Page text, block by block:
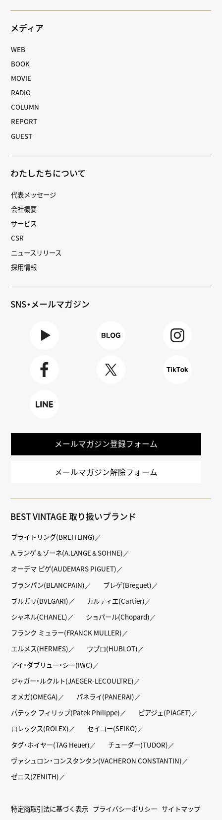
メディア
WEB
BOOK
MOVIE
RADIO
COLUMN
REPORT
GUEST
わたしたちについて
代表メッセージ
会社概要
サービス
CSR
ニュースリリース
採用情報
SNS・メールマガジン
メールマガジン登録フォーム
メールマガジン解除フォーム
BEST VINTAGE 取り扱いブランド
ブライトリング(BREITLING)
A.ランゲ＆ゾーネ(A.LANGE＆SOHNE)
オーデマ ピゲ(AUDEMARS PIGUET)
ブランパン(BLANCPAIN)
ブレゲ(Breguet)
ブルガリ(BVLGARI)
カルティエ(Cartier)
シャネル(CHANEL)
ショパール(Chopard)
フランク ミュラー(FRANCK MULLER)
エルメス(HERMES)
ウブロ(HUBLOT)
アイ・ダブリュー・シー(IWC)
ジャガー・ルクルト(JAEGER-LECOULTRE)
オメガ(OMEGA)
パネライ(PANERAI)
パテック フィリップ(Patek Philippe)
ピアジェ(PIAGET)
ロレックス(ROLEX)
セイコー(SEIKO)
タグ・ホイヤー(TAG Heuer)
チューダー(TUDOR)
ヴァシュロン・コンスタンタン(VACHERON CONSTANTIN)
ゼニス(ZENITH)
特定商取引法に基づく表示 プライバシーポリシー サイトマップ